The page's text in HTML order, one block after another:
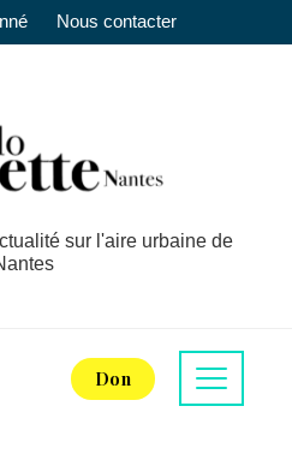
Nous contacter
sur l'aire urbaine de
Don